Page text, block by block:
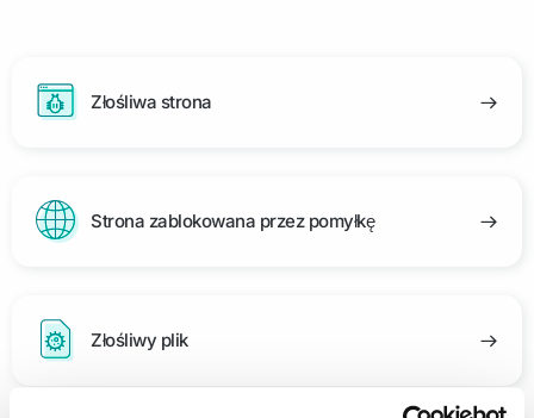
Złośliwa strona
Strona zablokowana przez pomyłkę
Złośliwy plik